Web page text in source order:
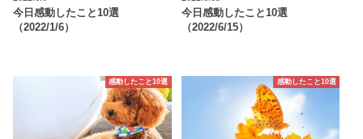
今日感動したこと10選
（2022/1/6）
今日感動したこと10選
（2022/6/15）
感動したこと10選 感動したこと10選